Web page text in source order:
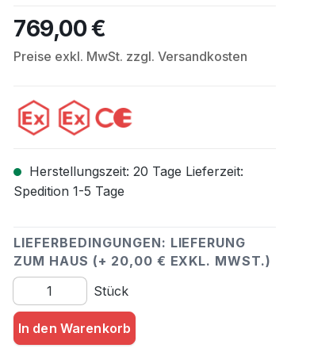
Regulärer Preis:
769,00 €
Preise exkl. MwSt. zzgl. Versandkosten
Herstellungszeit: 20 Tage Lieferzeit:
Spedition 1-5 Tage
LIEFERBEDINGUNGEN: LIEFERUNG
ZUM HAUS (+ 20,00 € EXKL. MWST.)
Produkt Anzahl: Gib den gewünschten Wert ein
Stück
In den Warenkorb